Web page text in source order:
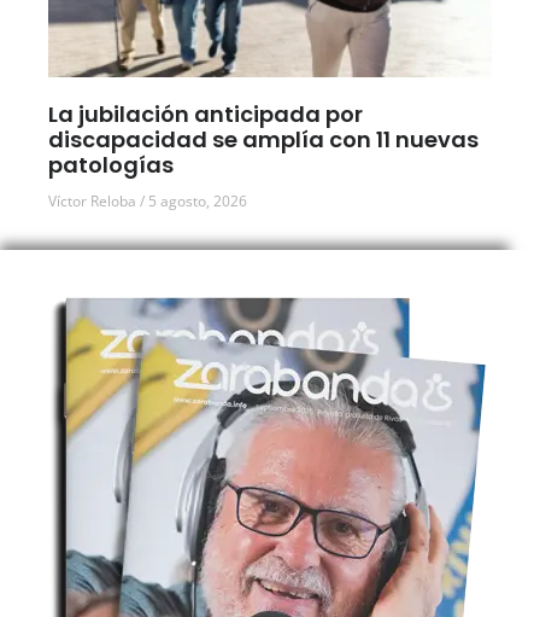
La jubilación anticipada por
discapacidad se amplía con 11 nuevas
patologías
Víctor Reloba 5 agosto, 2026